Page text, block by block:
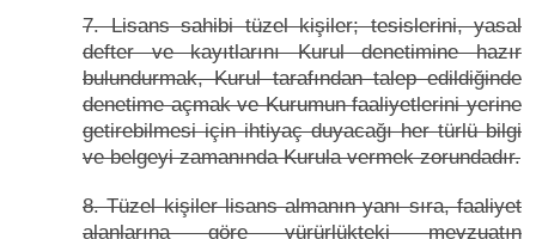
7. Lisans sahibi tüzel kişiler; tesislerini, yasal
defter ve kayıtlarını Kurul denetimine hazır
bulundurmak, Kurul tarafından talep edildiğinde
denetime açmak ve Kurumun faaliyetlerini yerine
getirebilmesi için ihtiyaç duyacağı her türlü bilgi
ve belgeyi zamanında Kurula vermek zorundadır.
8. Tüzel kişiler lisans almanın yanı sıra, faaliyet
alanlarına göre yürürlükteki mevzuatın